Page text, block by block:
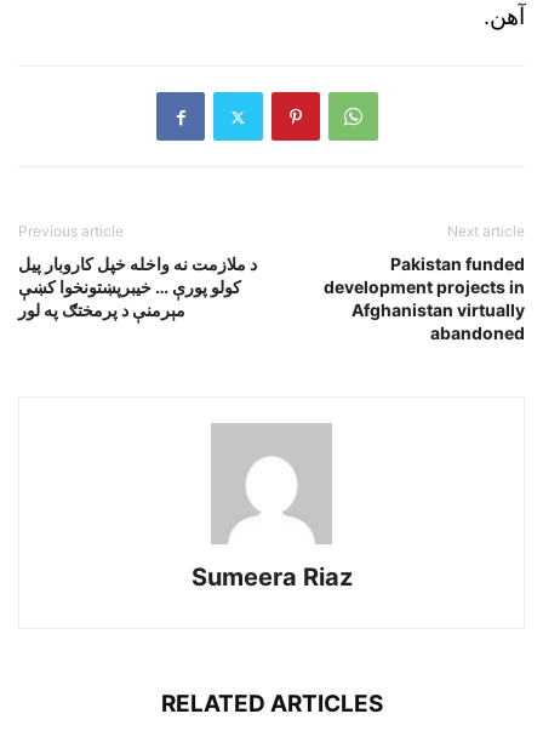
آهن.
Previous article
د ملازمت نه واخله خپل کاروبار پيل
کولو پورې … خيبرپښتونخوا کښې
مېرمنې د پرمختګ په لور
Next article
Pakistan funded
development projects in
Afghanistan virtually
abandoned
Sumeera Riaz
RELATED ARTICLES